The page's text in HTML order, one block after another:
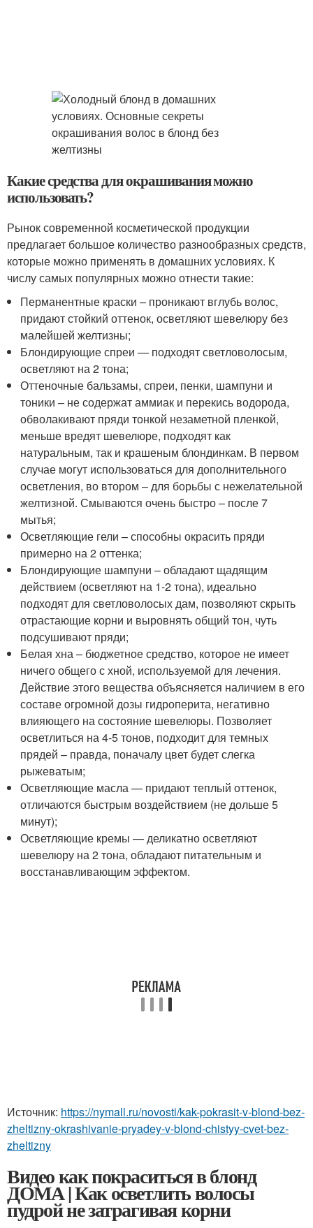
Какие средства для окрашивания можно
использовать?
Рынок современной косметической продукции
предлагает большое количество разнообразных средств,
которые можно применять в домашних условиях. К
числу самых популярных можно отнести такие:
Перманентные краски – проникают вглубь волос,
придают стойкий оттенок, осветляют шевелюру без
малейшей желтизны;
Блондирующие спреи — подходят светловолосым,
осветляют на 2 тона;
Оттеночные бальзамы, спреи, пенки, шампуни и
тоники – не содержат аммиак и перекись водорода,
обволакивают пряди тонкой незаметной пленкой,
меньше вредят шевелюре, подходят как
натуральным, так и крашеным блондинкам. В первом
случае могут использоваться для дополнительного
осветления, во втором – для борьбы с нежелательной
желтизной. Смываются очень быстро – после 7
мытья;
Осветляющие гели – способны окрасить пряди
примерно на 2 оттенка;
Блондирующие шампуни – обладают щадящим
действием (осветляют на 1-2 тона), идеально
подходят для светловолосых дам, позволяют скрыть
отрастающие корни и выровнять общий тон, чуть
подсушивают пряди;
Белая хна – бюджетное средство, которое не имеет
ничего общего с хной, используемой для лечения.
Действие этого вещества объясняется наличием в его
составе огромной дозы гидроперита, негативно
влияющего на состояние шевелюры. Позволяет
осветлиться на 4-5 тонов, подходит для темных
прядей – правда, поначалу цвет будет слегка
рыжеватым;
Осветляющие масла — придают теплый оттенок,
отличаются быстрым воздействием (не дольше 5
минут);
Осветляющие кремы — деликатно осветляют
шевелюру на 2 тона, обладают питательным и
восстанавливающим эффектом.
Источник: https://nymall.ru/novosti/kak-pokrasit-v-blond-bez-
zheltizny-okrashivanie-pryadey-v-blond-chistyy-cvet-bez-
zheltizny
Видео как покраситься в блонд
ДОМА | Как осветлить волосы
пудрой не затрагивая корни